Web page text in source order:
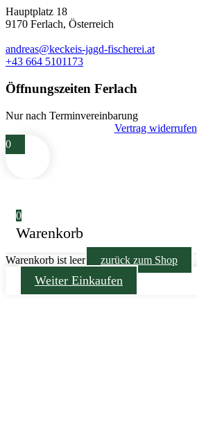
Hauptplatz 18
9170 Ferlach, Österreich
andreas@keckeis-jagd-fischerei.at
+43 664 5101173
Öffnungszeiten Ferlach
Nur nach Terminvereinbarung
Vertrag widerrufen
0
0
Warenkorb
Warenkorb ist leer zurück zum Shop
Weiter Einkaufen